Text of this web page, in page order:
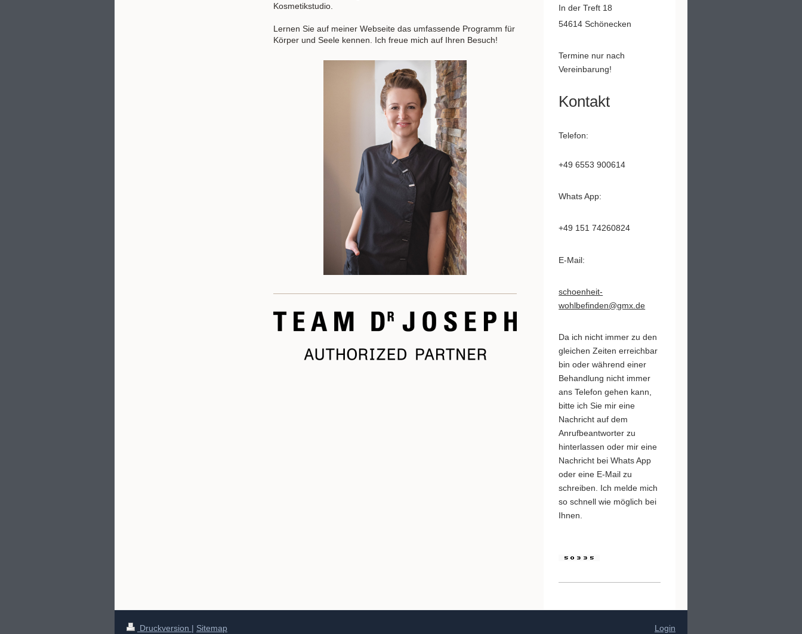
Kosmetikstudio.
Lernen Sie auf meiner Webseite das umfassende Programm für
Körper und Seele kennen. Ich freue mich auf Ihren Besuch!
In der Treft 18
54614 Schönecken
Termine nur nach
Vereinbarung!
Kontakt
Telefon:
+49 6553 900614
Whats App:
+49 151 74260824
E-Mail:
schoenheit-
wohlbefinden@gmx.de
Da ich nicht immer zu den
gleichen Zeiten erreichbar
bin oder während einer
Behandlung nicht immer
ans Telefon gehen kann,
bitte ich Sie mir eine
Nachricht auf dem
Anrufbeantworter zu
hinterlassen oder mir eine
Nachricht bei Whats App
oder eine E-Mail zu
schreiben. Ich melde mich
so schnell wie möglich bei
Ihnen.
Druckversion | Sitemap Login